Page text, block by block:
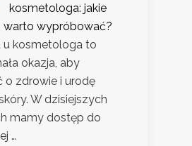
kosmetologa: jakie
warto wypróbować?
u kosmetologa to
okazja, aby
o zdrowie i urodę
W dzisiejszych
mamy dostęp do
…